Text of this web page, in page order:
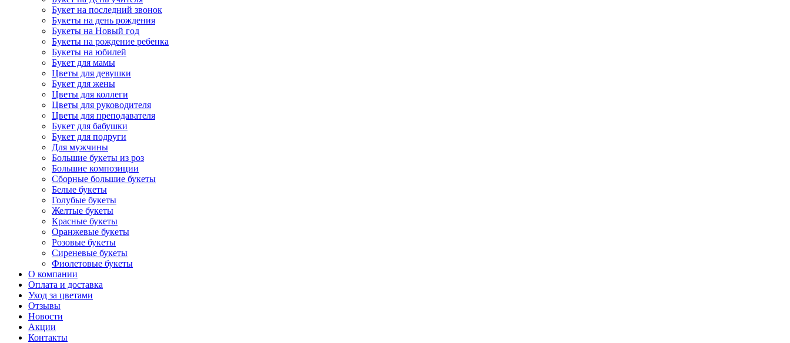
Букет на последний звонок
Букеты на день рождения
Букеты на Новый год
Букеты на рождение ребенка
Букеты на юбилей
Букет для мамы
Цветы для девушки
Букет для жены
Цветы для коллеги
Цветы для руководителя
Цветы для преподавателя
Букет для бабушки
Букет для подруги
Для мужчины
Большие букеты из роз
Большие композиции
Сборные большие букеты
Белые букеты
Голубые букеты
Желтые букеты
Красные букеты
Оранжевые букеты
Розовые букеты
Сиреневые букеты
Фиолетовые букеты
О компании
Оплата и доставка
Уход за цветами
Отзывы
Новости
Акции
Контакты